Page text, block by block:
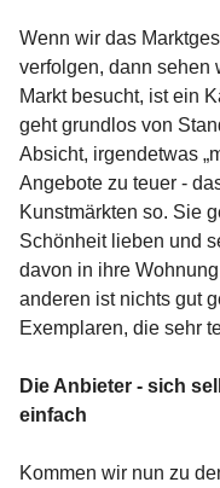
Wenn wir das
verfolgen, dann sehen
Markt besucht, ist ein
geht grundlos von
Absicht, irgendetwas
Angebote zu teuer -
Kunstmärkten so. Sie
Schönheit lieben und
davon in ihre
anderen ist nichts gut
Exemplaren, die sehr
Die Anbieter - sich
einfach
Kommen wir nun zu